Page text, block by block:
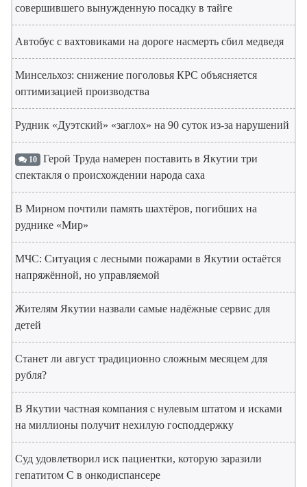
совершившего вынужденную посадку в тайге
Автобус с вахтовиками на дороге насмерть сбил медведя
Минсельхоз: снижение поголовья КРС объясняется
оптимизацией производства
Рудник «Дуэтский» «заглох» на 90 суток из-за нарушений
10 Герой Труда намерен поставить в Якутии три
спектакля о происхождении народа саха
В Мирном почтили память шахтёров, погибших на
руднике «Мир»
МЧС: Ситуация с лесными пожарами в Якутии остаётся
напряжённой, но управляемой
Жителям Якутии назвали самые надёжные сервис для
детей
Станет ли август традиционно сложным месяцем для
рубля?
В Якутии частная компания с нулевым штатом и исками
на миллионы получит нехилую господдержку
Суд удовлетворил иск пациентки, которую заразили
гепатитом С в онкодиспансере